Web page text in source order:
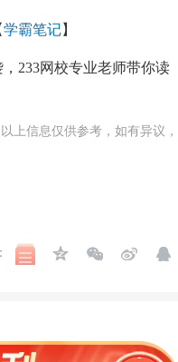
学霸笔记】
233网校专业老师带你读
上信息仅供参考，如有异议，